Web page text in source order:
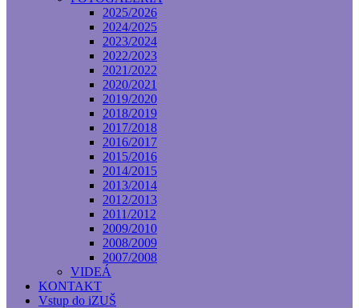
2025/2026
2024/2025
2023/2024
2022/2023
2021/2022
2020/2021
2019/2020
2018/2019
2017/2018
2016/2017
2015/2016
2014/2015
2013/2014
2012/2013
2011/2012
2009/2010
2008/2009
2007/2008
VIDEÁ
KONTAKT
Vstup do iZUŠ